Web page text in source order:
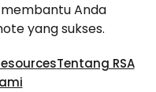
Anda
yang sukses.
Tentang RSA